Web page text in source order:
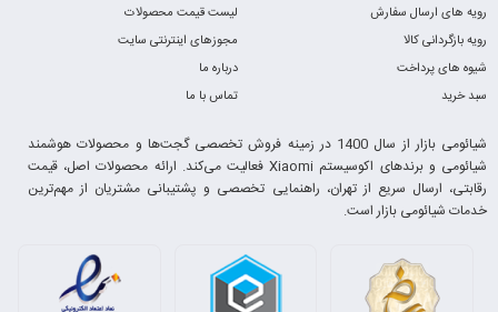
رویه های ارسال سفارش
رویه بازگردانی کالا
شیوه های پرداخت
سبد خرید
لیست قیمت محصولات
مجوزهای اینترنتی سایت
درباره ما
تماس با ما
شیائومی بازار از سال 1400 در زمینه فروش تخصصی گجت‌ها و محصولات هوشمند
شیائومی و برندهای اکوسیستم Xiaomi فعالیت می‌کند. ارائه محصولات اصل، قیمت
رقابتی، ارسال سریع از تهران، راهنمایی تخصصی و پشتیبانی مشتریان از مهم‌ترین
خدمات شیائومی بازار است.